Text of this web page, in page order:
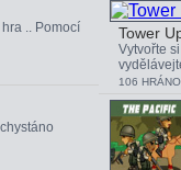
.. Pomocí
Tower
Vytvořte
106